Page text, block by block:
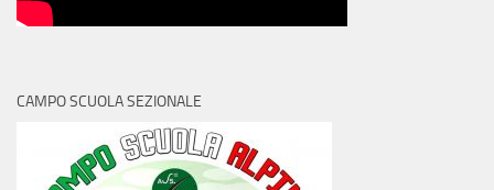
CAMPO SCUOLA SEZIONALE